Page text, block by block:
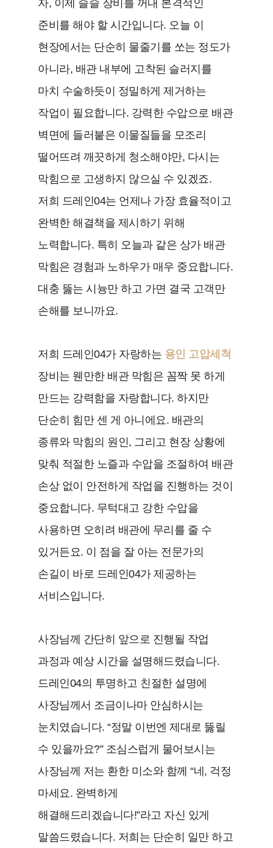
자, 이제 슬슬 장비를 꺼내 본격적인
준비를 해야 할 시간입니다. 오늘 이
현장에서는 단순히 물줄기를 쏘는 정도가
아니라, 배관 내부에 고착된 슬러지를
마치 수술하듯이 정밀하게 제거하는
작업이 필요합니다. 강력한 수압으로 배관
벽면에 들러붙은 이물질들을 모조리
떨어뜨려 깨끗하게 청소해야만, 다시는
막힘으로 고생하지 않으실 수 있겠죠.
저희 드레인04는 언제나 가장 효율적이고
완벽한 해결책을 제시하기 위해
노력합니다. 특히 오늘과 같은 상가 배관
막힘은 경험과 노하우가 매우 중요합니다.
대충 뚫는 시늉만 하고 가면 결국 고객만
손해를 보니까요.
저희 드레인04가 자랑하는 용인 고압세척
장비는 웬만한 배관 막힘은 꼼짝 못 하게
만드는 강력함을 자랑합니다. 하지만
단순히 힘만 센 게 아니에요. 배관의
종류와 막힘의 원인, 그리고 현장 상황에
맞춰 적절한 노즐과 수압을 조절하여 배관
손상 없이 안전하게 작업을 진행하는 것이
중요합니다. 무턱대고 강한 수압을
사용하면 오히려 배관에 무리를 줄 수
있거든요. 이 점을 잘 아는 전문가의
손길이 바로 드레인04가 제공하는
서비스입니다.
사장님께 간단히 앞으로 진행될 작업
과정과 예상 시간을 설명해드렸습니다.
드레인04의 투명하고 친절한 설명에
사장님께서 조금이나마 안심하시는
눈치였습니다. “정말 이번엔 제대로 뚫릴
수 있을까요?” 조심스럽게 물어보시는
사장님께 저는 환한 미소와 함께 “네, 걱정
마세요. 완벽하게
해결해드리겠습니다!”라고 자신 있게
말씀드렸습니다. 저희는 단순히 일만 하고